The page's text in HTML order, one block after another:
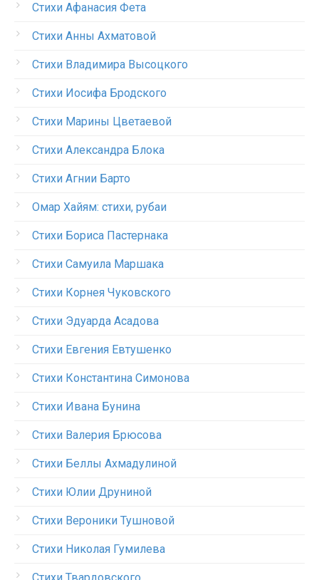
Стихи Афанасия Фета
Стихи Анны Ахматовой
Стихи Владимира Высоцкого
Стихи Иосифа Бродского
Стихи Марины Цветаевой
Стихи Александра Блока
Стихи Агнии Барто
Омар Хайям: стихи, рубаи
Стихи Бориса Пастернака
Стихи Самуила Маршака
Стихи Корнея Чуковского
Стихи Эдуарда Асадова
Стихи Евгения Евтушенко
Стихи Константина Симонова
Стихи Ивана Бунина
Стихи Валерия Брюсова
Стихи Беллы Ахмадулиной
Стихи Юлии Друниной
Стихи Вероники Тушновой
Стихи Николая Гумилева